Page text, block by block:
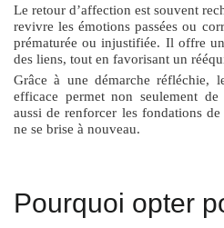
Le retour d’affection est souvent
revivre les émotions passées ou
prématurée ou injustifiée. Il offre
des liens, tout en favorisant un
Grâce à une démarche réfléchie,
efficace permet non seulement
aussi de renforcer les fondations
ne se brise à nouveau.
Pourquoi opter